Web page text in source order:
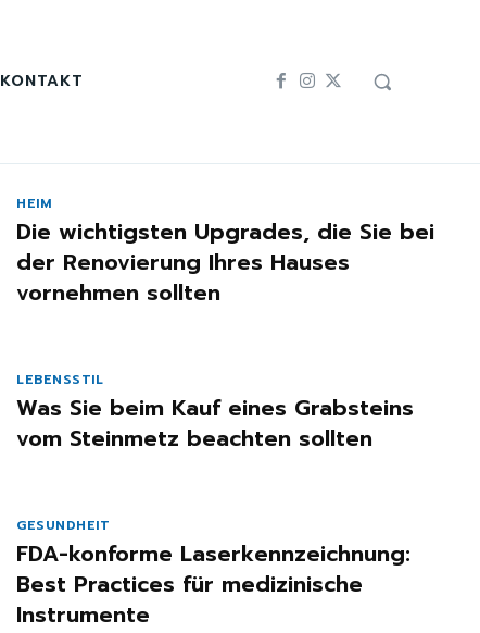
KONTAKT
HEIM
Die wichtigsten Upgrades, die Sie bei
der Renovierung Ihres Hauses
vornehmen sollten
LEBENSSTIL
Was Sie beim Kauf eines Grabsteins
vom Steinmetz beachten sollten
GESUNDHEIT
FDA-konforme Laserkennzeichnung:
Best Practices für medizinische
Instrumente